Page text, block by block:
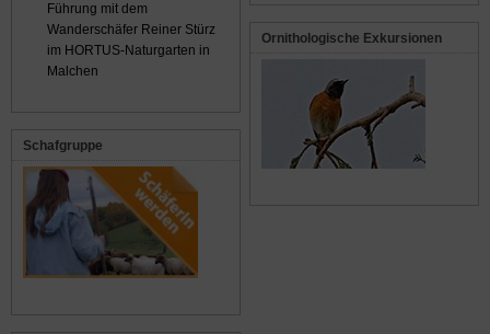
Ornithologische Exkursionen
Führung mit dem
Wanderschäfer Reiner Stürz
im HORTUS-Naturgarten in
Malchen
Schafgruppe